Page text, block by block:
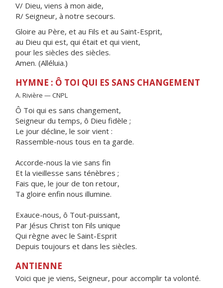
V/ Dieu, viens à mon aide,
R/ Seigneur, à notre secours.
Gloire au Père, et au Fils et au Saint-Esprit,
au Dieu qui est, qui était et qui vient,
pour les siècles des siècles.
Amen. (Alléluia.)
HYMNE : Ô TOI QUI ES SANS CHANGEMENT
A. Rivière — CNPL
Ô Toi qui es sans changement,
Seigneur du temps, ô Dieu fidèle ;
Le jour décline, le soir vient :
Rassemble-nous tous en ta garde.
Accorde-nous la vie sans fin
Et la vieillesse sans ténèbres ;
Fais que, le jour de ton retour,
Ta gloire enfin nous illumine.
Exauce-nous, ô Tout-puissant,
Par Jésus Christ ton Fils unique
Qui règne avec le Saint-Esprit
Depuis toujours et dans les siècles.
ANTIENNE
Voici que je viens, Seigneur, pour accomplir ta volonté.